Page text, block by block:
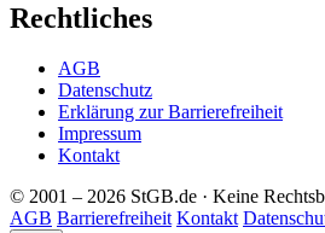
Rechtliches
AGB
Datenschutz
Erklärung zur Barrierefreiheit
Impressum
Kontakt
© 2001 – 2026 StGB.de · Keine
AGB Barrierefreiheit Kontakt